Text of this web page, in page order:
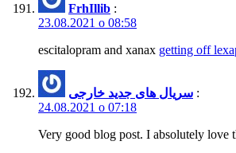
FrhIllib :
23.08.2021 о 08:58
escitalopram and xanax getting off
سریال های جدید خارجی :
24.08.2021 о 07:18
Very good blog post. I absolutely love